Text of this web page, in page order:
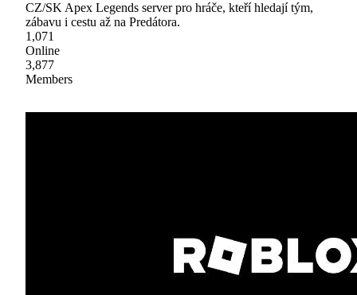
CZ/SK Apex Legends server pro hráče, kteří hledají tým,
zábavu i cestu až na Predátora.
1,071
Online
3,877
Members